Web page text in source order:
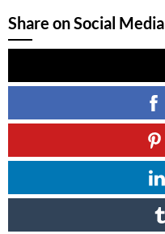
Share on Social Media